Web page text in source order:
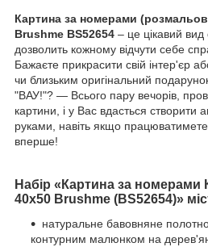
Картина за номерами
Brushme BS52654 – це цікавий вид
дозволить кожному відчути себе
Бажаєте прикрасити свій інтер'єр
чи близьким оригінальний
"ВАУ!"? — Всього пару вечорів,
картини, і у Вас вдасться створити
руками, навіть якщо
вперше!
Набір «Картина за
40х50 Brushme (BS52654)»
натуральне бавовняне
контурним малюнком на